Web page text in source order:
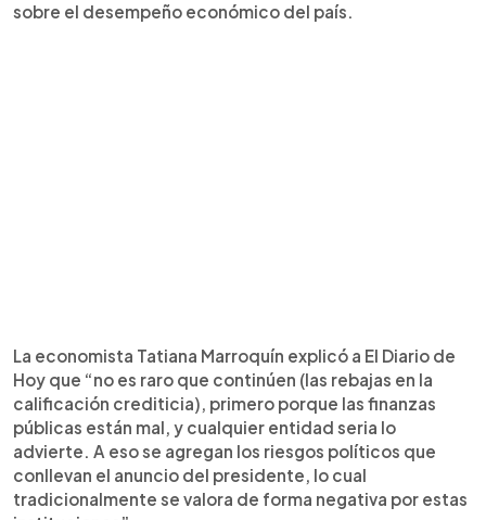
sobre el desempeño económico del país.
La economista Tatiana Marroquín explicó a El Diario de
Hoy que “no es raro que continúen (las rebajas en la
calificación crediticia), primero porque las finanzas
públicas están mal, y cualquier entidad seria lo
advierte. A eso se agregan los riesgos políticos que
conllevan el anuncio del presidente, lo cual
tradicionalmente se valora de forma negativa por estas